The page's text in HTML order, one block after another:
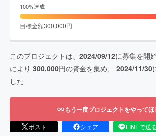
100%達成
目標金額300,000円
このプロジェクトは、 2024/09/12に募集を開
により 300,000円の資金を集め、 2024/11/30
した
もう一度プロジェクトをやってほ
ポスト シェア LINEで送る